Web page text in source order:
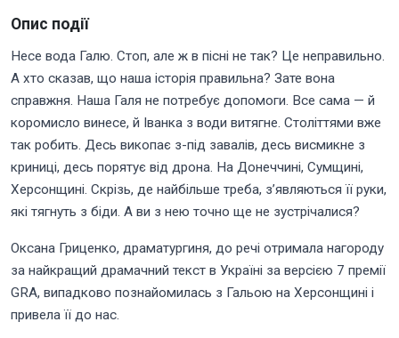
Опис події
Несе вода Галю. Стоп, але ж в пісні не так? Це неправильно.
А хто сказав, що наша історія правильна? Зате вона
справжня. Наша Галя не потребує допомоги. Все сама — й
коромисло винесе, й Іванка з води витягне. Століттями вже
так робить. Десь викопає з-під завалів, десь висмикне з
криниці, десь порятує від дрона. На Донеччині, Сумщині,
Херсонщині. Скрізь, де найбільше треба, з’являються її руки,
які тягнуть з біди. А ви з нею точно ще не зустрічалися?
Оксана Гриценко, драматургиня, до речі отримала нагороду
за найкращий драмачний текст в Україні за версією 7 премії
GRA, випадково познайомилась з Гальою на Херсонщині і
привела її до нас.